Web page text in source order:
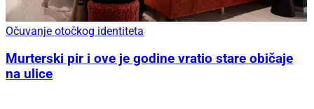
Očuvanje otočkog identiteta
Murterski pir i ove je godine vratio stare običaje
na ulice